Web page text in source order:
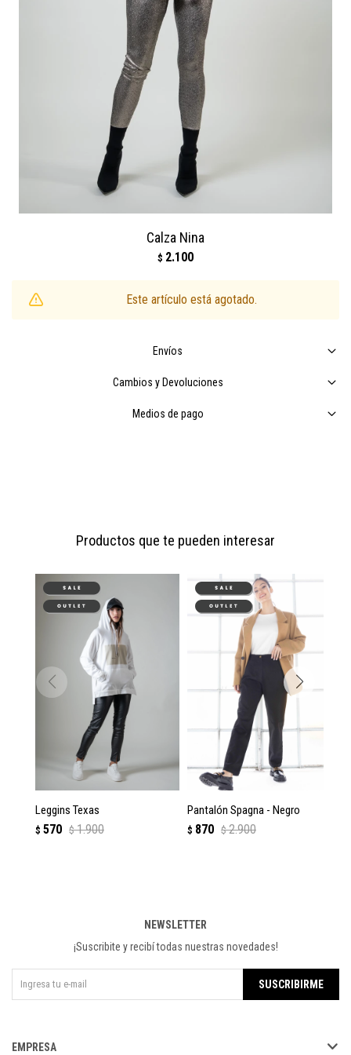
Calza Nina
$ 2.100
Este artículo está agotado.
Envíos
Cambios y Devoluciones
Medios de pago
Productos que te pueden interesar
Leggins Texas
$ 570 $ 1.900
Pantalón Spagna - Negro
$ 870 $ 2.900
EMPRESA
NEWSLETTER
¡Suscribite y recibí todas nuestras novedades!
SUSCRIBIRME